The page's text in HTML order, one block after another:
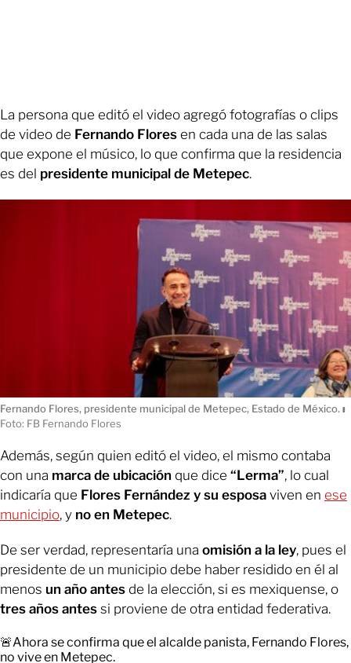
La persona que editó el video agregó fotografías o clips
de video de Fernando Flores en cada una de las salas
que expone el músico, lo que confirma que la residencia
es del presidente municipal de Metepec.
Fernando Flores, presidente municipal de Metepec, Estado de México. ı
Foto: FB Fernando Flores
Además, según quien editó el video, el mismo contaba
con una marca de ubicación que dice “Lerma”, lo cual
indicaría que Flores Fernández y su esposa viven en ese
municipio, y no en Metepec.
De ser verdad, representaría una omisión a la ley, pues el
presidente de un municipio debe haber residido en él al
menos un año antes de la elección, si es mexiquense, o
tres años antes si proviene de otra entidad federativa.
🚨Ahora se confirma que el alcalde panista, Fernando Flores,
no vive en Metepec.